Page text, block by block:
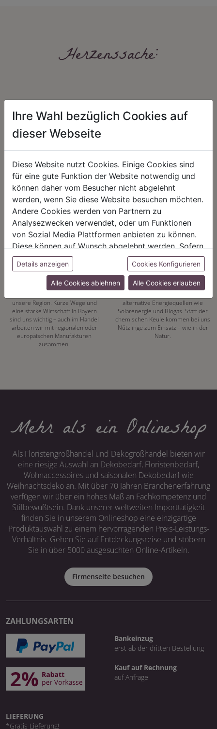
Herzenssache:
Unser Sortiment steht für ein
positives Lebensgefühl. Wir
schenken natürliche, stilvolle
Momente für harmonische Stunden
zu Hause – den Ort, an dem
Menschen sich geborgen fühlen und
positive Energie schöpfen.
Nicht immer ist der günstigste Preis
auch ein guter Preis. Wir handeln
fair – im Hinblick auf unsere
Kalkulation, angemessene
Entlohnung und unsere
Geschäftsbeziehungen.
REGIONALITÄT
Mit unserer eigenen
unsere Region. Kurze Wege und
eine starke Wirtschaft in Bayern
sind uns wichtig – auch im Handel
arbeiten wir mit regionalen oder
europäischen Manufakturen
zusammen.
NACHHALTIGKEIT
Energiewende hat bei uns Tradition.
alternative Energiequellen wie
Solarenergie und Biogas. Statt der
chemischen Keule kommen bei uns
Nützlinge zum Einsatz – wie in der
Natur.
Mehr als ein Onlineshop
Als Floristengroßhandel und Dekogroßhandel bieten wir
eine riesige Auswahl an Dekobedarf, Floristenbedarf,
Wohnaccessoires und saisonalen Dekobedarf wie
Weihnachtsdeko an. Mit über 70 Jahren Branchenerfahrung
verfügen wir über ein hohes Maß an Fachkompetenz und
Stilbewußtsein. Dank unserer weltweiten Importtätigkeit
finden Sie in unserem Onlineshop eine einzigartige
Produktauswahl zu einem hervorragenden Preis-Leistungs-
Verhältnis. Gehen Sie auf Entdeckungsreise und stöbern
Sie in über 5000 ausgesuchten Online-Artikeln.
Firmenseite besuchen
ZAHLUNGSARTEN
Bankeinzug
erst ab der dritten Bestellung
Kauf auf Rechnung
auf Anfrage
LIEFERUNG
*Gratis Lieferung!
Ihre Wahl bezüglich Cookies auf
dieser Webseite
Diese Website nutzt Cookies. Einige Cookies sind
für eine gute Funktion der Website notwendig und
können daher vom Besucher nicht abgelehnt
werden, wenn Sie diese Website besuchen möchten.
Andere Cookies werden von Partnern zu
Analysezwecken verwendet, oder um Funktionen
von Sozial Media Plattformen anbieten zu können.
Diese können auf Wunsch abgelehnt werden. Sofern
sie unsere Webseite weiter nutzen, geben Sie
Einwilligung zu unseren Cookies.
Details anzeigen Cookies Konfigurieren
Alle Cookies ablehnen Alle Cookies erlauben